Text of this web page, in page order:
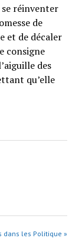
réinventer
de
et de décaler
consigne
des
qu’elle
dans les Politique »